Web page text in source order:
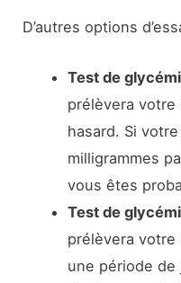
D’autres options
Test de
prélèvera votre
hasard. Si
milligrammes
vous êtes
Test de
prélèvera votre
une période